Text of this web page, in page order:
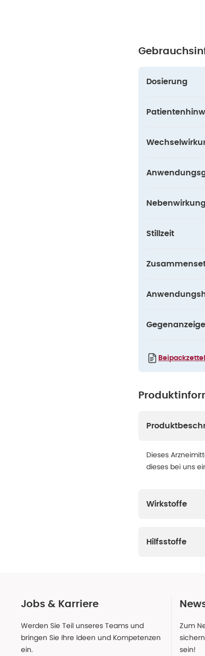
Dosierung
Stillzeit
Beipackzettel
Dieses
dieses bei uns
Wirkstoffe
Hilfsstoffe
Jobs & Karriere
Werden Sie Teil unseres Teams und
bringen Sie Ihre Ideen und Kompetenzen
ein.
Zum
sein!